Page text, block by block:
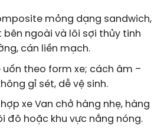
mỏng dạng sandwich,
ngoài và lõi sợi thủy tinh
cán liền mạch.
uốn theo form xe; cách âm –
gỉ sét, dễ vệ sinh.
xe Van chở hàng nhẹ, hàng
đô hoặc khu vực nắng nóng.